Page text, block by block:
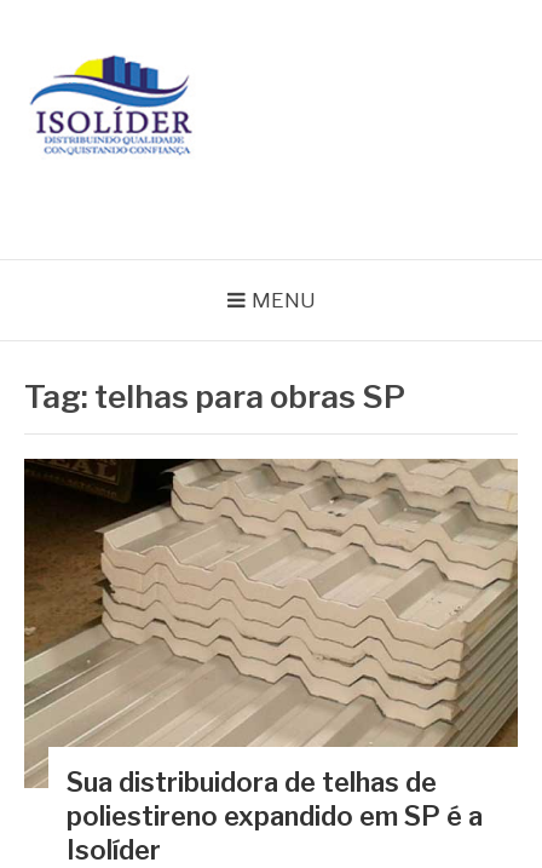
conteúdo
MENU
Tag: telhas para obras SP
Sua distribuidora de telhas de
poliestireno expandido em SP é a
Isolíder